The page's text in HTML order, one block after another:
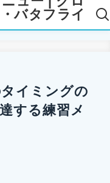
バタフライ
イミングの
する練習メ